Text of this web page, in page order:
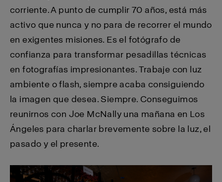
corriente. A punto de cumplir 70 años, está más
activo que nunca y no para de recorrer el mundo
en exigentes misiones. Es el fotógrafo de
confianza para transformar pesadillas técnicas
en fotografías impresionantes. Trabaje con luz
ambiente o flash, siempre acaba consiguiendo
la imagen que desea. Siempre. Conseguimos
reunirnos con Joe McNally una mañana en Los
Ángeles para charlar brevemente sobre la luz, el
pasado y el presente.